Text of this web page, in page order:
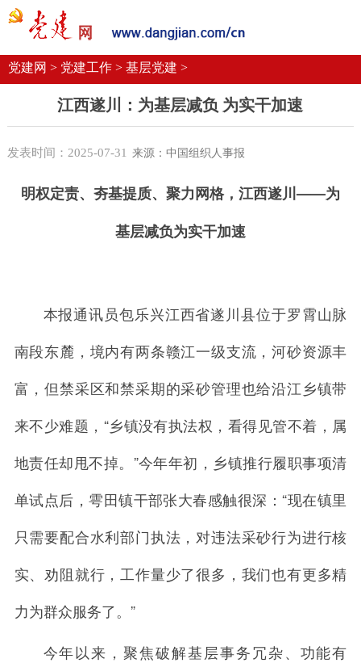
党建要闻
机关党建
校园党建 企业党建
党建网 > 党建工作 > 基层党建 >
江西遂川：为基层减负 为实干加速
发表时间：2025-07-31 来源：中国组织人事报
明权定责、夯基提质、聚力网格，江西遂川——为
基层减负为实干加速
本报通讯员包乐兴江西省遂川县位于罗霄山脉
南段东麓，境内有两条赣江一级支流，河砂资源丰
富，但禁采区和禁采期的采砂管理也给沿江乡镇带
来不少难题，“乡镇没有执法权，看得见管不着，属
地责任却甩不掉。”今年年初，乡镇推行履职事项清
单试点后，雩田镇干部张大春感触很深：“现在镇里
只需要配合水利部门执法，对违法采砂行为进行核
实、劝阻就行，工作量少了很多，我们也有更多精
力为群众服务了。”
今年以来，聚焦破解基层事务冗杂、功能有